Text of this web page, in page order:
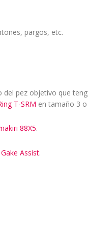
pargos, etc.
pez objetivo que
T-SRM en tamaño 3
88X5.
Assist.